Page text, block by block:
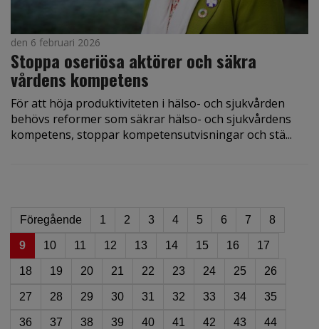
den 6 februari 2026
Stoppa oseriösa aktörer och säkra
vårdens kompetens
För att höja produktiviteten i hälso- och sjukvården
behövs reformer som säkrar hälso- och sjukvårdens
kompetens, stoppar kompetensutvisningar och stä...
Föregående 1 2 3 4 5 6 7 8
9 10 11 12 13 14 15 16 17
18 19 20 21 22 23 24 25 26
27 28 29 30 31 32 33 34 35
36 37 38 39 40 41 42 43 44